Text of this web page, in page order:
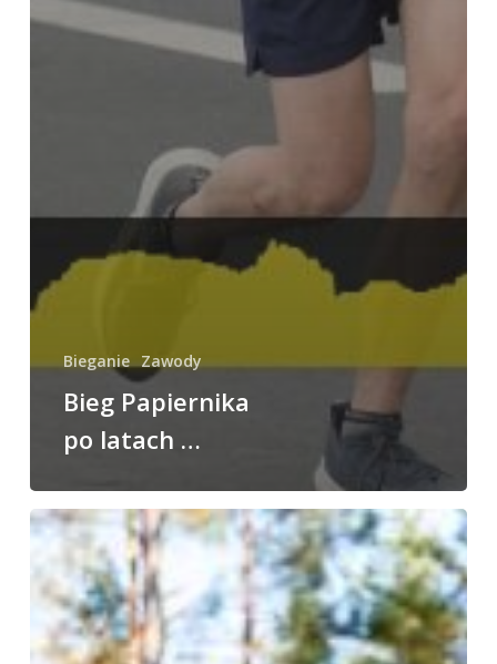
Bieganie Zawody
Bieg Papiernika
po latach …
Fun
frajda,
czyli
Pomerania